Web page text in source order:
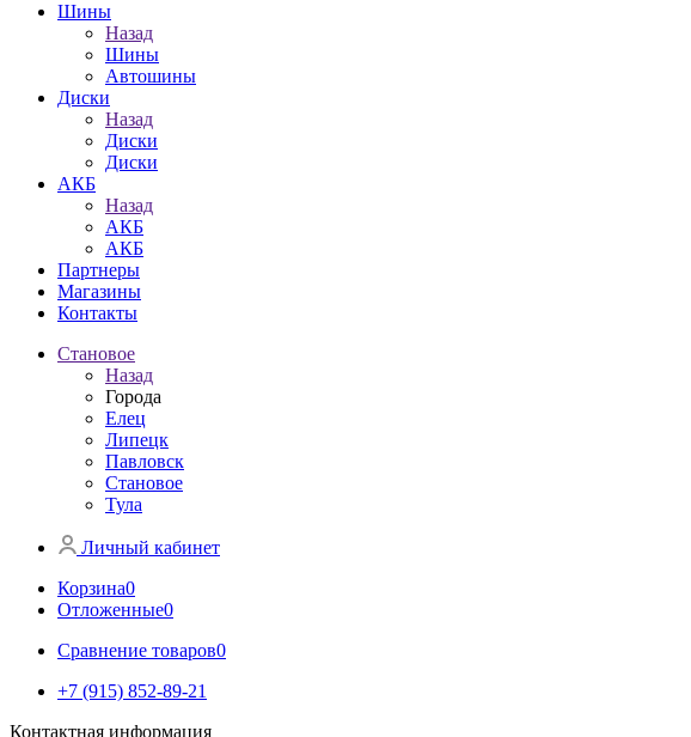
Шины
Назад
Шины
Автошины
Диски
Назад
Диски
Диски
АКБ
Назад
АКБ
АКБ
Партнеры
Магазины
Контакты
Становое
Назад
Города
Елец
Липецк
Павловск
Становое
Тула
Личный кабинет
Корзина0
Отложенные0
Сравнение товаров0
+7 (915) 852-89-21
Контактная информация